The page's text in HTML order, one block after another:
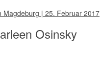
Magdeburg | 25. Februar 2017
Osinsky